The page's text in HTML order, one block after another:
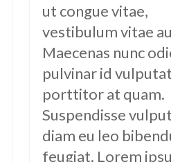
ut congue vitae,
vestibulum vitae
Maecenas nunc
pulvinar id
porttitor at quam.
Suspendisse
diam eu leo
feugiat. Lorem